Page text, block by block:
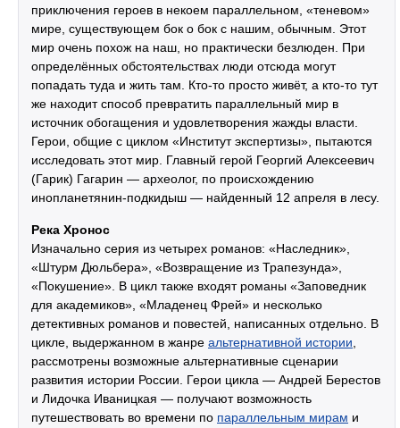
приключения героев в некоем параллельном, «теневом»
мире, существующем бок о бок с нашим, обычным. Этот
мир очень похож на наш, но практически безлюден. При
определённых обстоятельствах люди отсюда могут
попадать туда и жить там. Кто-то просто живёт, а кто-то тут
же находит способ превратить параллельный мир в
источник обогащения и удовлетворения жажды власти.
Герои, общие с циклом «Институт экспертизы», пытаются
исследовать этот мир. Главный герой Георгий Алексеевич
(Гарик) Гагарин — археолог, по происхождению
инопланетянин-подкидыш — найденный 12 апреля в лесу.
Река Хронос
Изначально серия из четырех романов: «Наследник»,
«Штурм Дюльбера», «Возвращение из Трапезунда»,
«Покушение». В цикл также входят романы «Заповедник
для академиков», «Младенец Фрей» и несколько
детективных романов и повестей, написанных отдельно. В
цикле, выдержанном в жанре альтернативной истории,
рассмотрены возможные альтернативные сценарии
развития истории России. Герои цикла — Андрей Берестов
и Лидочка Иваницкая — получают возможность
путешествовать во времени по параллельным мирам и